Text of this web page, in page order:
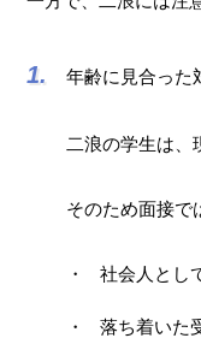
年齢に見合った
二浪の学生は、
そのため面接で
社会人とし
落ち着いた